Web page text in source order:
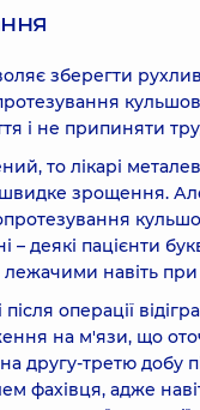
зберегти
і не припиняти
то лікарі
зрощення.
– деякі пацієнти
навіть при
операції
на м'язи, що
другу-третю добу
фахівця, адже